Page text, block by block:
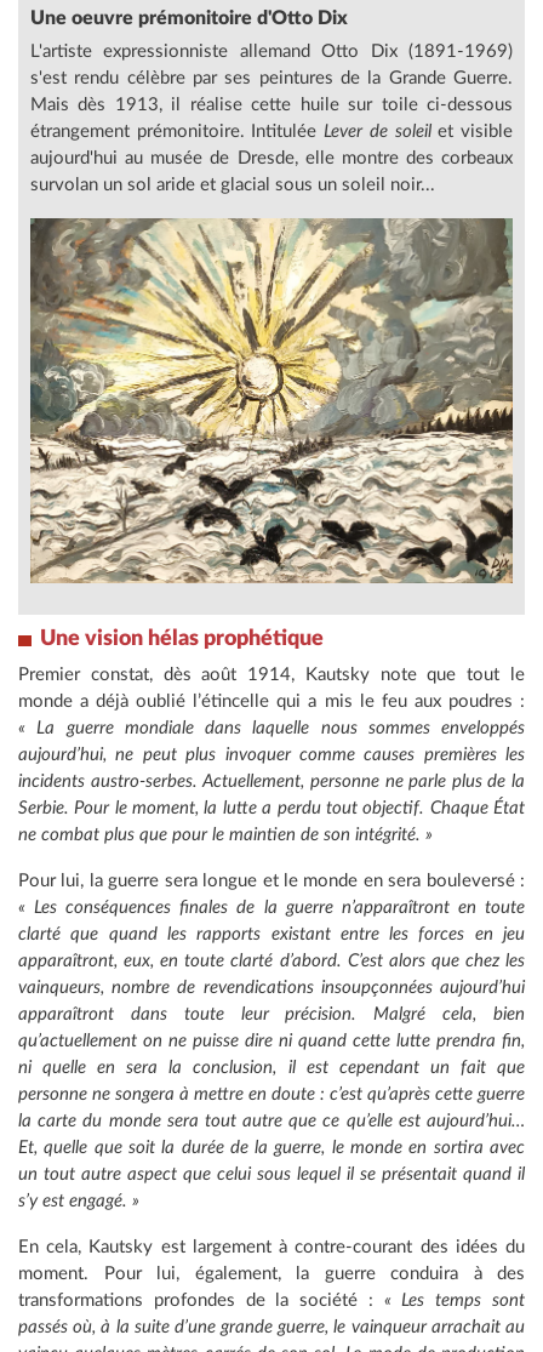
Une oeuvre prémonitoire d'Otto Dix
L'artiste expressionniste allemand Otto Dix (1891-1969)
s'est rendu célèbre par ses peintures de la Grande Guerre.
Mais dès 1913, il réalise cette huile sur toile ci-dessous
étrangement prémonitoire. Intitulée Lever de soleilet visible
aujourd'hui au musée de Dresde, elle montre des corbeaux
survolan un sol aride et glacial sous un soleil noir...
Une vision hélas prophétique
Premier constat, dès août 1914, Kautsky note que tout le
monde a déjà oublié l’étincelle qui a mis le feu aux poudres :
« La guerre mondiale dans laquelle nous sommes enveloppés
aujourd’hui, ne peut plus invoquer comme causes premières les
incidents austro-serbes. Actuellement, personne ne parle plus de la
Serbie. Pour le moment, la lutte a perdu tout objectif. Chaque État
ne combat plus que pour le maintien de son intégrité. »
Pour lui, la guerre sera longue et le monde en sera bouleversé :
« Les conséquences finales de la guerre n’apparaîtront en toute
clarté que quand les rapports existant entre les forces en jeu
apparaîtront, eux, en toute clarté d’abord. C’est alors que chez les
vainqueurs, nombre de revendications insoupçonnées aujourd’hui
apparaîtront dans toute leur précision. Malgré cela, bien
qu’actuellement on ne puisse dire ni quand cette lutte prendra fin,
ni quelle en sera la conclusion, il est cependant un fait que
personne ne songera à mettre en doute : c’est qu’après cette guerre
la carte du monde sera tout autre que ce qu’elle est aujourd’hui…
Et, quelle que soit la durée de la guerre, le monde en sortira avec
un tout autre aspect que celui sous lequel il se présentait quand il
s’y est engagé. »
En cela, Kautsky est largement à contre-courant des idées du
moment. Pour lui, également, la guerre conduira à des
transformations profondes de la société : « Les temps sont
passés où, à la suite d’une grande guerre, le vainqueur arrachait au